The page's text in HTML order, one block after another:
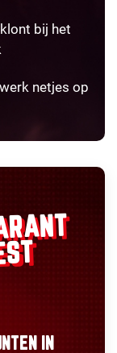
bij het
netjes op
IN